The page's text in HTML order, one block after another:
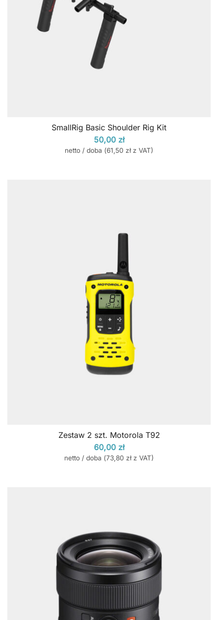
SmallRig Basic Shoulder Rig Kit
50,00 zł
netto / doba (61,50 złz VAT)
Zestaw 2 szt. Motorola T92
60,00 zł
netto / doba (73,80 złz VAT)